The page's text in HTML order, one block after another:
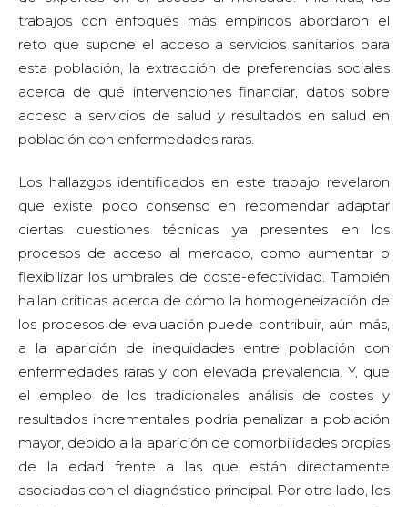
trabajos con enfoques más empíricos abordaron el
reto que supone el acceso a servicios sanitarios para
esta población, la extracción de preferencias sociales
acerca de qué intervenciones financiar, datos sobre
acceso a servicios de salud y resultados en salud en
población con enfermedades raras.
Los hallazgos identificados en este trabajo revelaron
que existe poco consenso en recomendar adaptar
ciertas cuestiones técnicas ya presentes en los
procesos de acceso al mercado, como aumentar o
flexibilizar los umbrales de coste-efectividad. También
hallan críticas acerca de cómo la homogeneización de
los procesos de evaluación puede contribuir, aún más,
a la aparición de inequidades entre población con
enfermedades raras y con elevada prevalencia. Y, que
el empleo de los tradicionales análisis de costes y
resultados incrementales podría penalizar a población
mayor, debido a la aparición de comorbilidades propias
de la edad frente a las que están directamente
asociadas con el diagnóstico principal. Por otro lado, los